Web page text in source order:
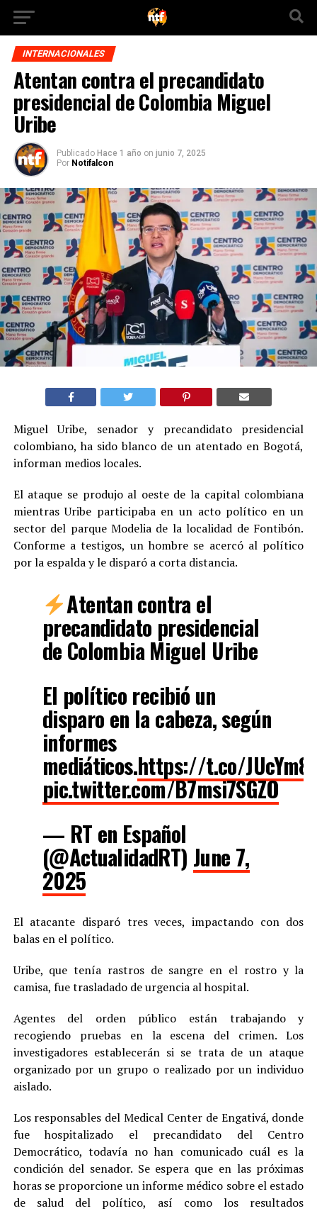
INTERNACIONALES
Atentan contra el precandidato
presidencial de Colombia Miguel
Uribe
Publicado Hace 1 año on junio 7, 2025
Por Notifalcon
Miguel Uribe, senador y precandidato presidencial
colombiano, ha sido blanco de un atentado en Bogotá,
informan medios locales.
El ataque se produjo al oeste de la capital colombiana
mientras Uribe participaba en un acto político en un
sector del parque Modelia de la localidad de Fontibón.
Conforme a testigos, un hombre se acercó al político
por la espalda y le disparó a corta distancia.
Atentan contra el
precandidato presidencial
de Colombia Miguel Uribe
El político recibió un
disparo en la cabeza, según
informes
mediáticos.https://t.co/
pic.twitter.com/B7msi7SGZO
— RT en Español
(@ActualidadRT) June 7,
2025
El atacante disparó tres veces, impactando con dos
balas en el político.
Uribe, que tenía rastros de sangre en el rostro y la
camisa, fue trasladado de urgencia al hospital.
Agentes del orden público están trabajando y
recogiendo pruebas en la escena del crimen. Los
investigadores establecerán si se trata de un ataque
organizado por un grupo o realizado por un individuo
aislado.
Los responsables del Medical Center de Engativá, donde
fue hospitalizado el precandidato del Centro
Democrático, todavía no han comunicado cuál es la
condición del senador. Se espera que en las próximas
horas se proporcione un informe médico sobre el estado
de salud del político, así como los resultados